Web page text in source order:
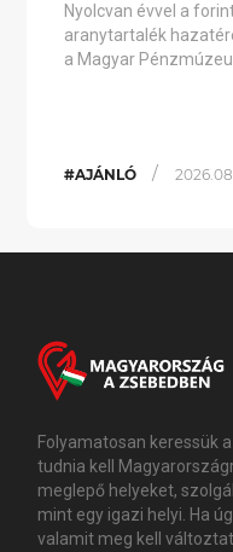
Nyolcvan évvel a
aranytartalék
a Magyar
#AJÁNLÓ /
Folyamatosan keressük
tudnia kell
meglepő helyeket,
mint egy igazi helyi. Ha
valamit meg kell